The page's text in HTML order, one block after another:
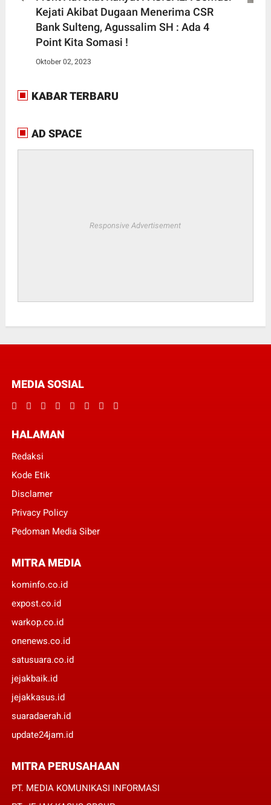
Kejati Akibat Dugaan Menerima CSR
Bank Sulteng, Agussalim SH : Ada 4
Point Kita Somasi !
Oktober 02, 2023
KABAR TERBARU
AD SPACE
Responsive Advertisement
MEDIA SOSIAL
HALAMAN
Redaksi
Kode Etik
Disclamer
Privacy Policy
Pedoman Media Siber
MITRA MEDIA
kominfo.co.id
expost.co.id
warkop.co.id
onenews.co.id
satusuara.co.id
jejakbaik.id
jejakkasus.id
suaradaerah.id
update24jam.id
MITRA PERUSAHAAN
PT. MEDIA KOMUNIKASI INFORMASI